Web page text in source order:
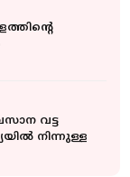
വട്ട
നിന്നുള്ള